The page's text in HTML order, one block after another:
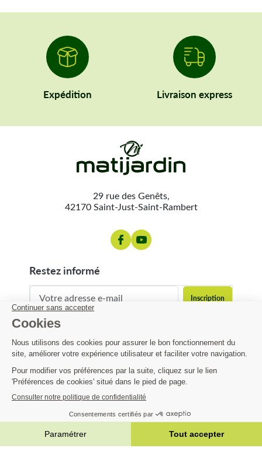
5,99 €
  AJOUTER AU PANIER
Expédition Livraison express
29 rue des Genêts,
42170 Saint-Just-Saint-Rambert
restez informé
contact@matijardin.fr 04 81 120 120
Matijardin
Infos pratiques
|Réalisation